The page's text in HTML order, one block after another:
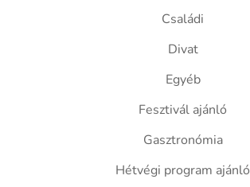
Családi
Divat
Egyéb
Fesztivál ajánló
Gasztronómia
Hétvégi program ajánló